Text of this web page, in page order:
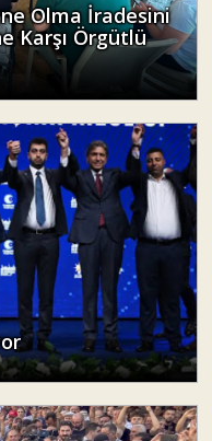
Olma İradesini
Karşı Örgütlü